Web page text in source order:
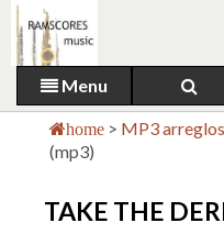
Menu
home > MP3 arreglos
(mp3)
TAKE THE